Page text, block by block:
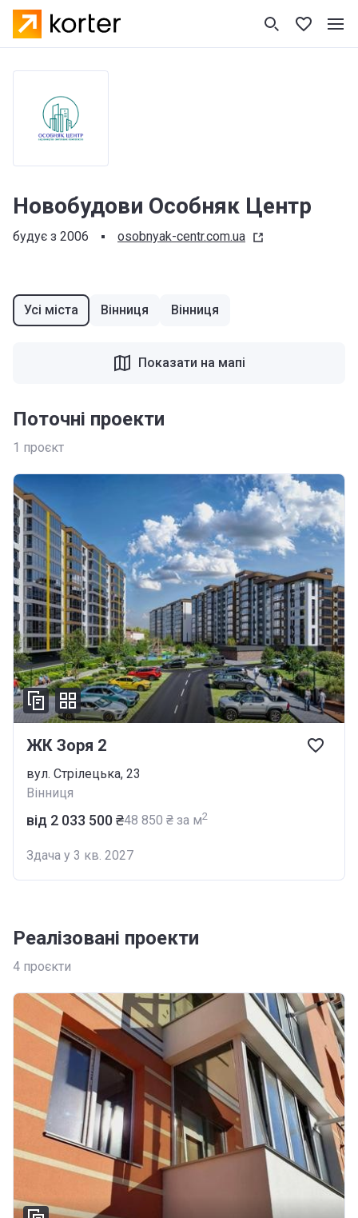
Новобудови Особняк Центр
будує з 2006 osobnyak-centr.com.ua
Усі міста Вінниця Вінниця
Поточні проекти
1 проєкт
Показати на мапі
ЖК Зоря 2
вул. Стрілецька, 23
Вінниця
від ‍2 033 500 ₴‍48 850 ₴ за м2
Здача у 3 кв. 2027
Реалізовані проекти
4 проєкти